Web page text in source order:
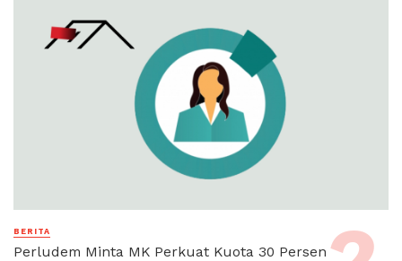
BERITA
Perludem Minta MK Perkuat Kuota 30 Persen